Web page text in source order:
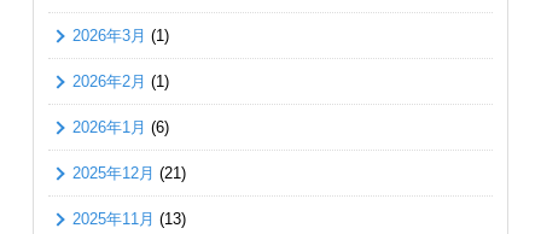
2026年3月 (1)
2026年2月 (1)
2026年1月 (6)
2025年12月 (21)
2025年11月 (13)